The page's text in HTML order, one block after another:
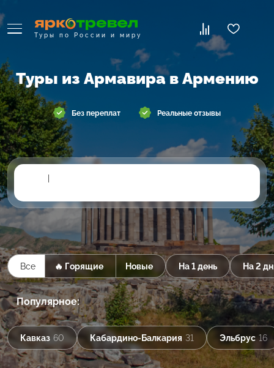
Туры по России и миру
Туры из Армавира в Армению
Без переплат Реальные отзывы
Все 🔥 Горящие Новые На 1 день На 2
Популярное:
Кавказ 60 Кабардино-Балкария 31 Эльбрус 16